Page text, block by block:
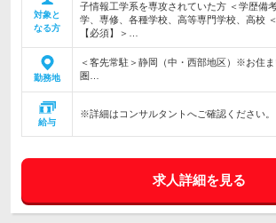
対象と
なる方
子情報工学系を専攻されていた方 ＜学歴備
学、専修、各種学校、高等専門学校、高校
【必須】＞…
勤務地
＜客先常駐＞静岡（中・西部地区）※お住
圏…
給与
※詳細はコンサルタントへご確認ください。
求人詳細を見る